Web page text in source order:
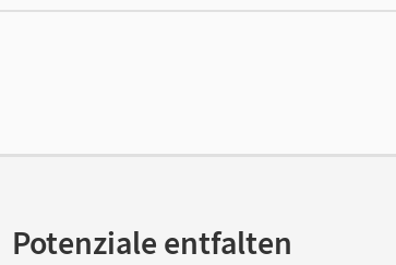
Potenziale entfalten